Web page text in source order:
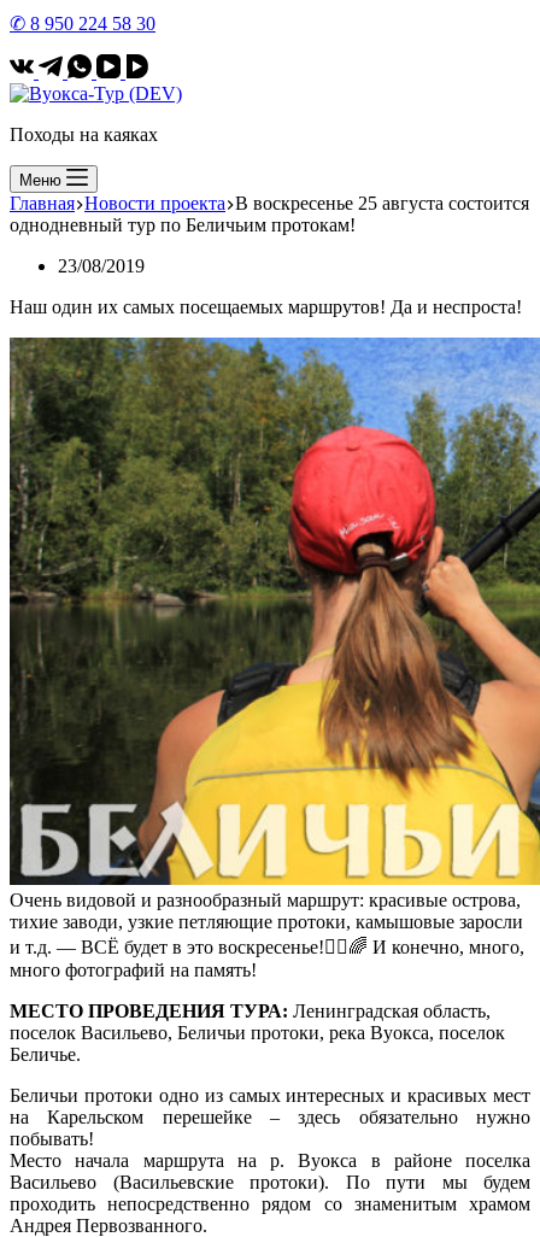
✆ 8 950 224 58 30
Походы на каяках
Меню
Главная Новости проекта В воскресенье 25 августа состоится
однодневный тур по Беличьим протокам!
23/08/2019
Наш один их самых посещаемых маршрутов! Да и неспроста!
Очень видовой и разнообразный маршрут: красивые острова,
тихие заводи, узкие петляющие протоки, камышовые заросли
и т.д. — ВСЁ будет в это воскресенье!🚣‍♂🌈 И конечно, много,
много фотографий на память!
МЕСТО ПРОВЕДЕНИЯ ТУРА: Ленинградская область,
поселок Васильево, Беличьи протоки, река Вуокса, поселок
Беличье.
Беличьи протоки одно из самых интересных и красивых мест
на Карельском перешейке – здесь обязательно нужно
побывать!
Место начала маршрута на р. Вуокса в районе поселка
Васильево (Васильевские протоки). По пути мы будем
проходить непосредственно рядом со знаменитым храмом
Андрея Первозванного.